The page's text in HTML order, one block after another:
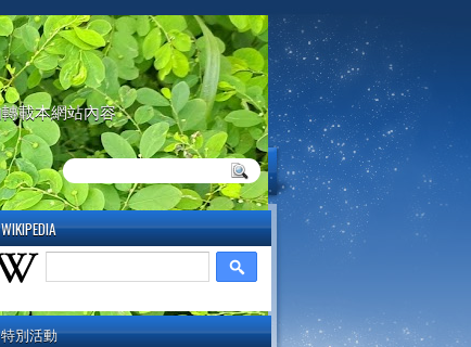
載本網站內容
WIKIPEDIA
特別活動